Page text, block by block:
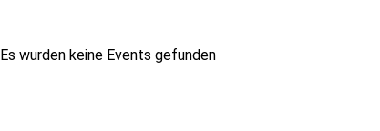
Es wurden keine Events gefunden